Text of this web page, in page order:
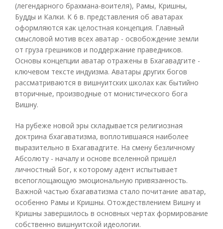
(легендарного брахмана-воителя), Рамы, Кришны,
Будды и Калки. К 6 в. представления об аватарах
оформляются как целостная концепция. Главный
смысловой мотив всех аватар - освобождение земли
от груза грешников и поддержание праведников.
Основы концепции аватар отражены в Бхагавадгите -
ключевом тексте индуизма. Аватары других богов
рассматриваются в вишнуитских школах как бытийно
вторичные, производные от монистического бога
Вишну.
На рубеже новой эры складывается религиозная
доктрина бхагаватизма, воплотившаяся наиболее
выразительно в Бхагавадгите. На смену безличному
Абсолюту - началу и основе вселенной пришёл
личностный Бог, к которому адент испытывает
всепоглощающую эмоциональную привязанность.
Важной частью бхагаватизма стало почитание аватар,
особенно Рамы и Кришны. Отождествлением Вишну и
Кришны завершилось в основных чертах формирование
собственно вишнуитской идеологии.